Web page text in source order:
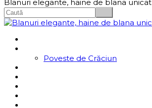
Blanuri elegante, haine de blana unicat
Poveste de Crăciun